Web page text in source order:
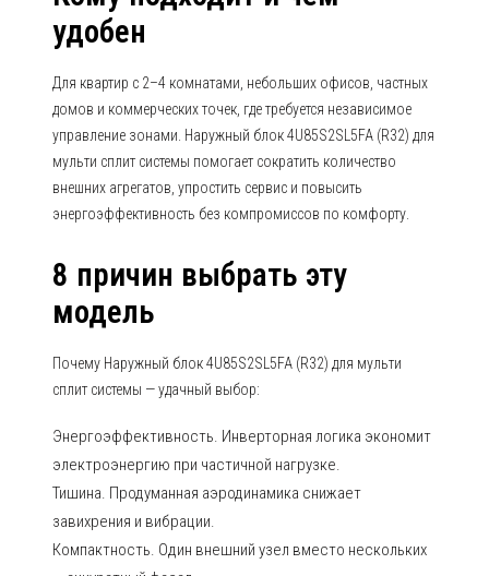
удобен
Для квартир с 2–4 комнатами, небольших офисов, частных
домов и коммерческих точек, где требуется независимое
управление зонами. Наружный блок 4U85S2SL5FA (R32) для
мульти сплит системы помогает сократить количество
внешних агрегатов, упростить сервис и повысить
энергоэффективность без компромиссов по комфорту.
8 причин выбрать эту
модель
Почему Наружный блок 4U85S2SL5FA (R32) для мульти
сплит системы — удачный выбор:
Энергоэффективность. Инверторная логика экономит
электроэнергию при частичной нагрузке.
Тишина. Продуманная аэродинамика снижает
завихрения и вибрации.
Компактность. Один внешний узел вместо нескольких